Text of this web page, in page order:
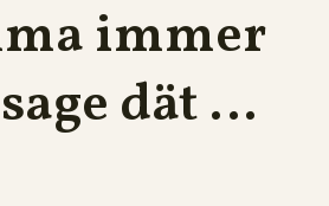
immer
dät …